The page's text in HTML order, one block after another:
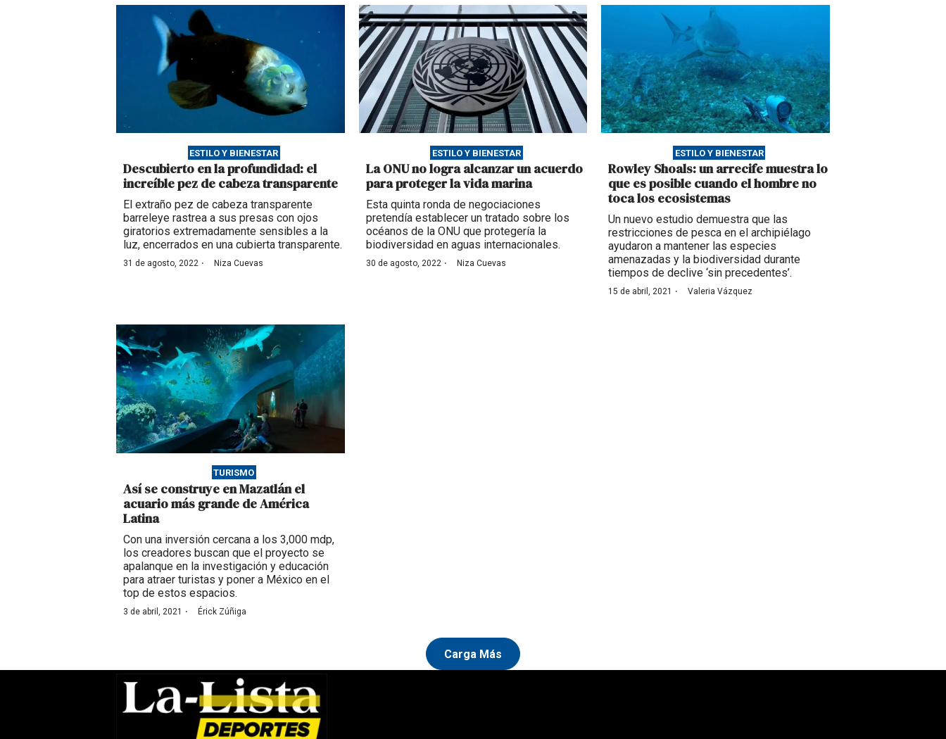
ESTILO Y BIENESTAR
Descubierto en la profundidad: el
increíble pez de cabeza transparente
El extraño pez de cabeza transparente
barreleye rastrea a sus presas con ojos
giratorios extremadamente sensibles a la
luz, encerrados en una cubierta transparente.
31 de agosto, 2022 · Niza Cuevas
ESTILO Y BIENESTAR
La ONU no logra alcanzar un acuerdo
para proteger la vida marina
Esta quinta ronda de negociaciones
pretendía establecer un tratado sobre los
océanos de la ONU que protegería la
biodiversidad en aguas internacionales.
30 de agosto, 2022· Niza Cuevas
ESTILO Y BIENESTAR
Rowley Shoals: un arrecife muestra lo
que es posible cuando el hombre no
toca los ecosistemas
Un nuevo estudio demuestra que las
restricciones de pesca en el archipiélago
ayudaron a mantener las especies
amenazadas y la biodiversidad durante
tiempos de declive ‘sin precedentes’.
15 de abril, 2021 · Valeria Vázquez
TURISMO
Así se construye en Mazatlán el
acuario más grande de América
Latina
Con una inversión cercana a los 3,000 mdp,
los creadores buscan que el proyecto se
apalanque en la investigación y educación
para atraer turistas y poner a México en el
top de estos espacios.
3 de abril, 2021 · Érick Zúñiga
Carga Más